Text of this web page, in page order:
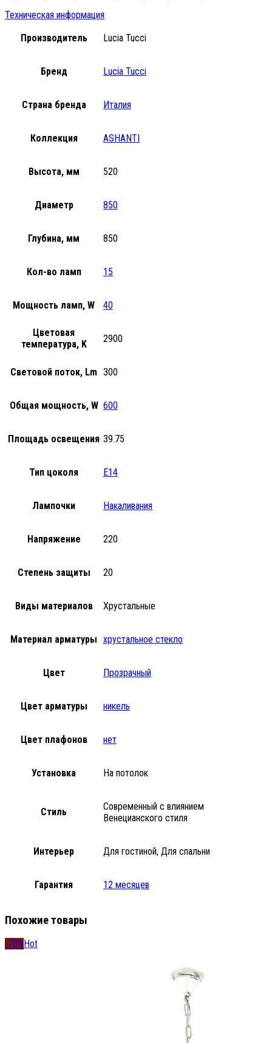
Техническая информация
Производитель
Lucia Tucci
Бренд Lucia Tucci
Страна бренда Италия
Коллекция ASHANTI
Высота, мм 520
Диаметр 850
Глубина, мм 850
Кол-во ламп 15
Мощность ламп, W 40
Цветовая
температура, K
2900
Световой поток, Lm 300
Общая мощность, W 600
Площадь освещения 39.75
Тип цоколя E14
Лампочки Накаливания
Напряжение 220
Степень защиты 20
Виды материалов Хрустальные
Материал арматуры хрустальное стекло
Цвет Прозрачный
Цвет арматуры никель
Цвет плафонов нет
Установка На потолок
Стиль
Современный с влиянием
Венецианского стиля
Интерьер Для гостиной, Для спальни
Гарантия 12 месяцев
Похожие товары
-70% Hot